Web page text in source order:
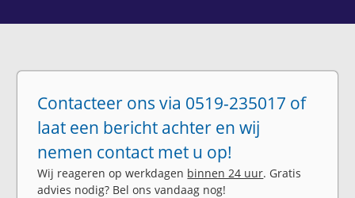
Contacteer ons via 0519-235017 of
laat een bericht achter en wij
nemen contact met u op!
Wij reageren op werkdagen binnen 24 uur. Gratis
advies nodig? Bel ons vandaag nog!